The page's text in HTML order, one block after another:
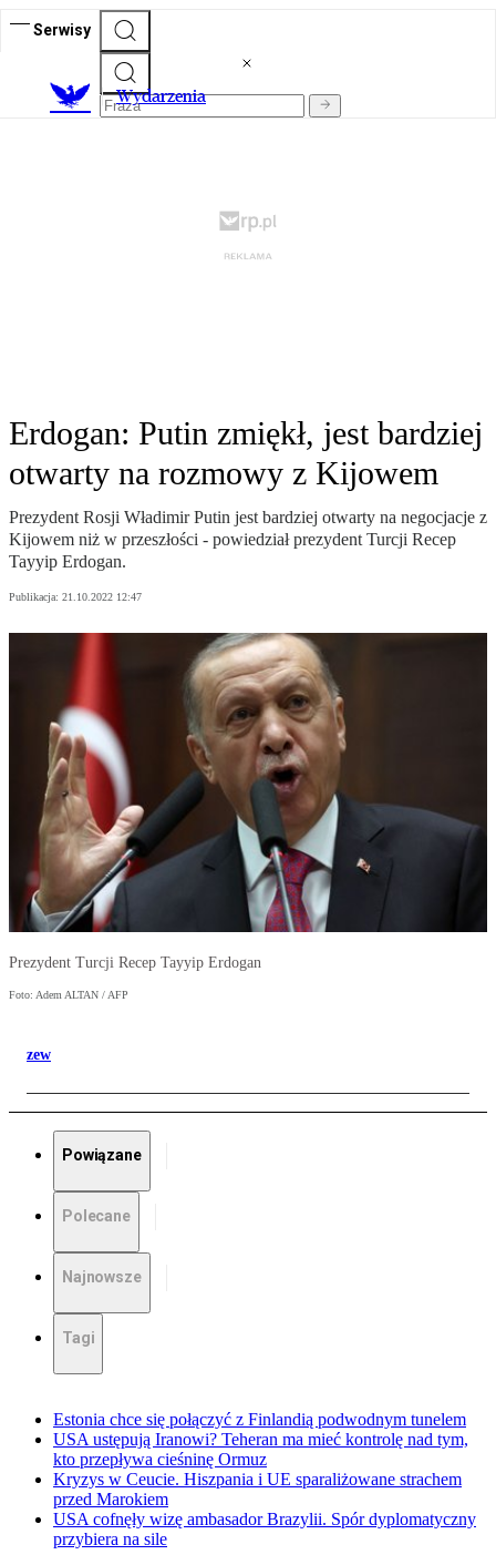
Serwisy
Wydarzenia
Erdogan: Putin zmiękł, jest bardziej
otwarty na rozmowy z Kijowem
Prezydent Rosji Władimir Putin jest bardziej otwarty na negocjacje z
Kijowem niż w przeszłości - powiedział prezydent Turcji Recep
Tayyip Erdogan.
Publikacja: 21.10.2022 12:47
Prezydent Turcji Recep Tayyip Erdogan
Foto: Adem ALTAN / AFP
zew
Powiązane
Polecane
Najnowsze
Tagi
Estonia chce się połączyć z Finlandią podwodnym tunelem
USA ustępują Iranowi? Teheran ma mieć kontrolę nad tym,
kto przepływa cieśninę Ormuz
Kryzys w Ceucie. Hiszpania i UE sparaliżowane strachem
przed Marokiem
USA cofnęły wizę ambasador Brazylii. Spór dyplomatyczny
przybiera na sile